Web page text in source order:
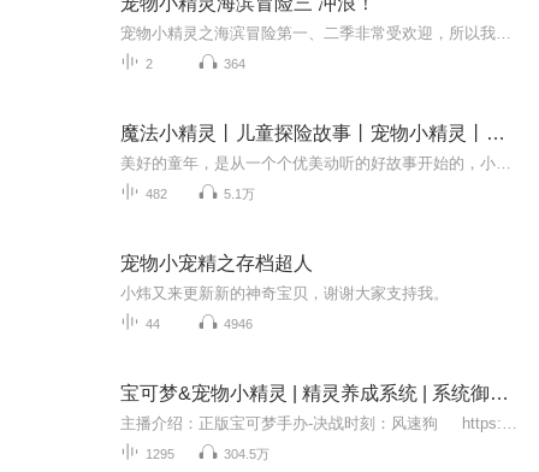
2 364
魔法小精灵丨儿童探险故事丨宠物小精灵丨睡前故事
482 5.1万
宠物小宠精之存档超人
小炜又来更新新的神奇宝贝，谢谢大家支持我。
44 4946
宝可梦&宠物小精灵 | 精灵养成系统 | 系统御兽宠物流
1295 304.5万